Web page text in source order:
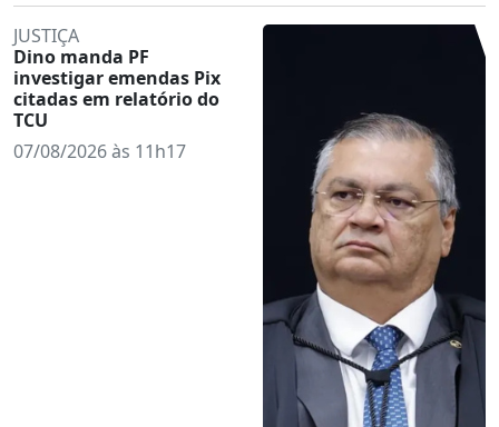
JUSTIÇA
Dino manda PF
investigar emendas Pix
citadas em relatório do
TCU
07/08/2026 às 11h17